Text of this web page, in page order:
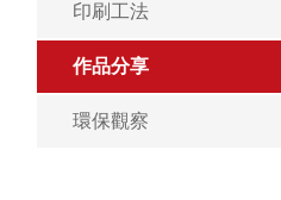
印刷工法
作品分享
環保觀察